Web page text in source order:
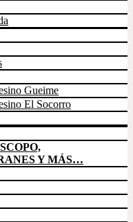
Gueime
El Socorro
Y MÁS…